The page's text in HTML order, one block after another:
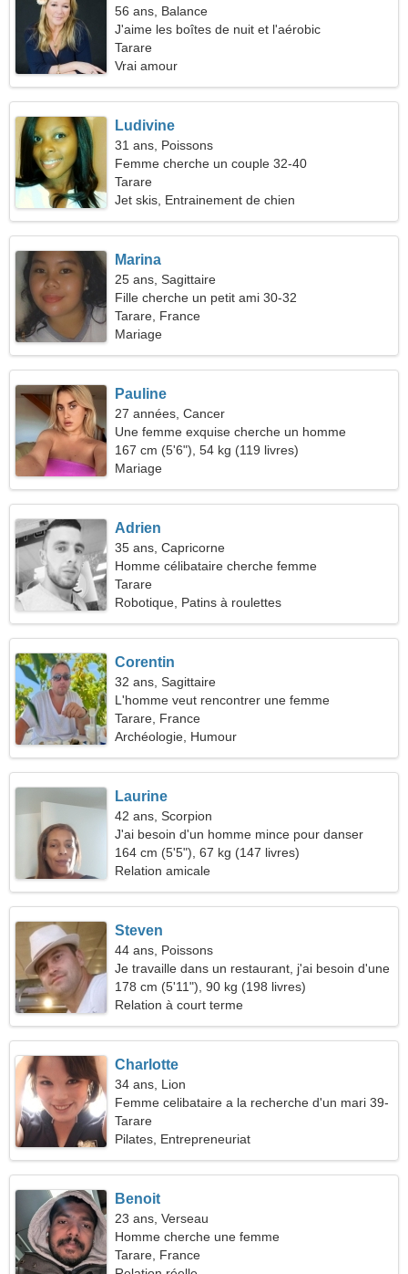
56 ans, Balance
J'aime les boîtes de nuit et l'aérobic
Tarare
Vrai amour
Ludivine
31 ans, Poissons
Femme cherche un couple 32-40
Tarare
Jet skis, Entrainement de chien
Marina
25 ans, Sagittaire
Fille cherche un petit ami 30-32
Tarare, France
Mariage
Pauline
27 années, Cancer
Une femme exquise cherche un homme
167 cm (5'6"), 54 kg (119 livres)
Mariage
Adrien
35 ans, Capricorne
Homme célibataire cherche femme
Tarare
Robotique, Patins à roulettes
Corentin
32 ans, Sagittaire
L'homme veut rencontrer une femme
Tarare, France
Archéologie, Humour
Laurine
42 ans, Scorpion
J'ai besoin d'un homme mince pour danser
164 cm (5'5"), 67 kg (147 livres)
Relation amicale
Steven
44 ans, Poissons
Je travaille dans un restaurant, j'ai besoin d'une
femme sociable
178 cm (5'11"), 90 kg (198 livres)
Relation à court terme
Charlotte
34 ans, Lion
Femme celibataire a la recherche d'un mari 39-
42
Tarare
Pilates, Entrepreneuriat
Benoit
23 ans, Verseau
Homme cherche une femme
Tarare, France